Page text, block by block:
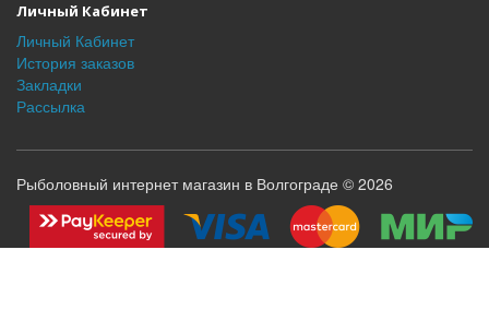
Личный Кабинет
Личный Кабинет
История заказов
Закладки
Рассылка
Рыболовный интернет магазин в Волгограде © 2026